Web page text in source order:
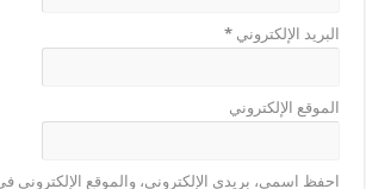
البريد الإلكتروني*
الموقع الإلكتروني
احفظ اسمي، بريدي الإلكتروني، والموقع الإلكتروني